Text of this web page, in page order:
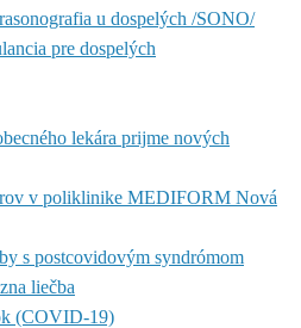
u dospelých /SONO/
pre dospelých
lekára prijme nových
v poliklinike MEDIFORM Nová
s postcovidovým syndrómom
liečba
(COVID-19)